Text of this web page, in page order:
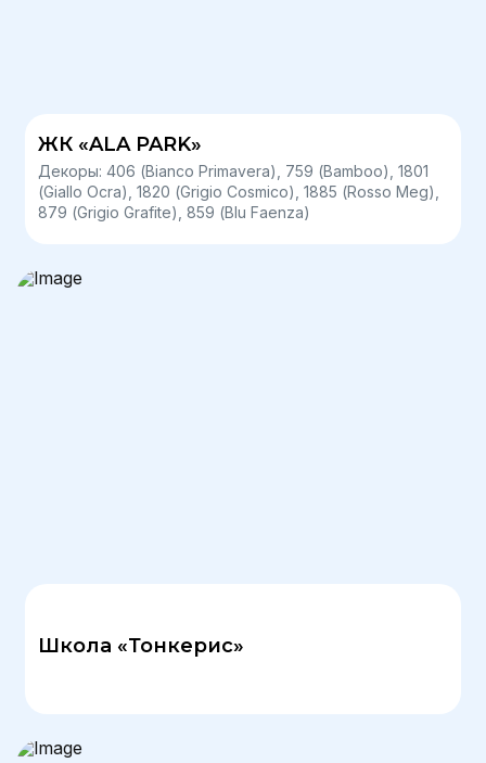
ЖК «ALA PARK»
Декоры: 406 (Bianco Primavera), 759 (Bamboo), 1801
(Giallo Ocra), 1820 (Grigio Cosmico), 1885 (Rosso Meg),
879 (Grigio Grafite), 859 (Blu Faenza)
Школа «Тонкерис»